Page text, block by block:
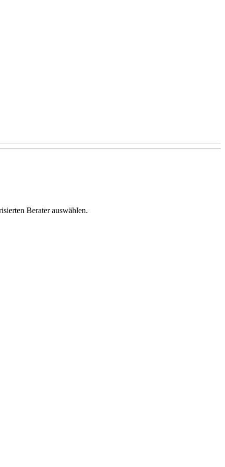
Berater auswählen.